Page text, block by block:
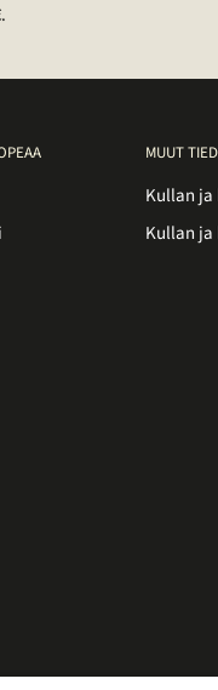
MUUT
Kullan ja
Kullan